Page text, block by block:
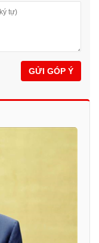
GỬI GÓP Ý